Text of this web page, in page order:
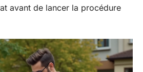
avant de lancer la procédure